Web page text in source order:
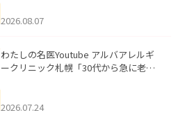
ました。
2026.08.07
わたしの名医Youtube アルバアレルギ
ークリニック札幌「30代から急に老け
た。
2026.07.24